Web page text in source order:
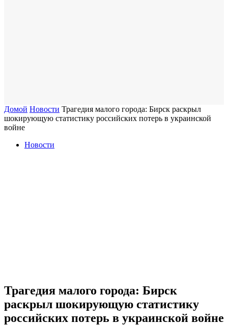
Домой Новости Трагедия малого города: Бирск раскрыл
шокирующую статистику российских потерь в украинской
войне
Новости
Трагедия малого города: Бирск
раскрыл шокирующую статистику
российских потерь в украинской войне